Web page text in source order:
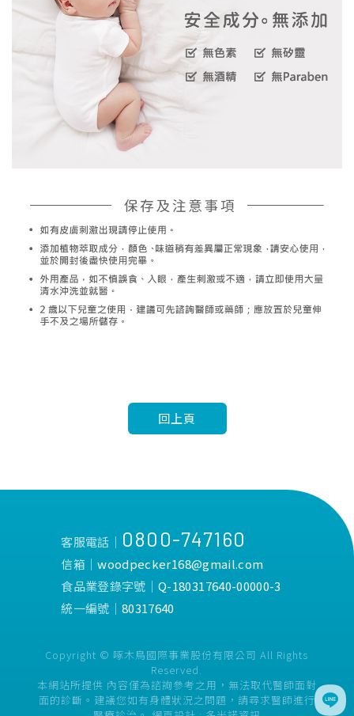
回上頁
客服電話│ 0800-747160
信箱│woodpecker168@gmail.com
食品業登錄字號│Q-180317640-00000-3
統一編號│80317640
Copyright © 啄木鳥國際事業股份有限公司 All Rights
Reserved.
本網站所提供 內容僅為諮詢參考之用，無法取代醫師面對
面的診斷。建議您如有身體狀況之問題，請尋求醫師進行